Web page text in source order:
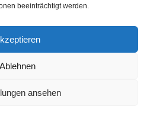
beeinträchtigt werden.
Ablehnen
ansehen
FAQ